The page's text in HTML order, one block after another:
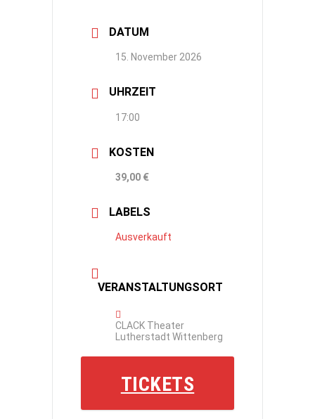
DATUM
15. November 2026
UHRZEIT
17:00
KOSTEN
39,00 €
LABELS
Ausverkauft
VERANSTALTUNGSORT
CLACK Theater
Lutherstadt Wittenberg
TICKETS